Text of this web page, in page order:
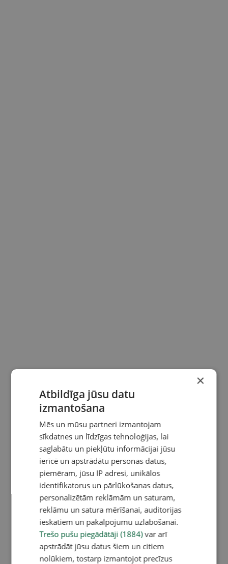
×
Atbildīga jūsu datu
izmantošana
Mēs un mūsu partneri izmantojam
sīkdatnes un līdzīgas tehnoloģijas, lai
saglabātu un piekļūtu informācijai jūsu
ierīcē un apstrādātu personas datus,
piemēram, jūsu IP adresi, unikālos
identifikatorus un pārlūkošanas datus,
personalizētām reklāmām un saturam,
reklāmu un satura mērīšanai, auditorijas
ieskatiem un pakalpojumu uzlabošanai.
Trešo pušu piegādātāji (1884)var arī
apstrādāt jūsu datus šiem un citiem
nolūkiem, tostarp izmantojot precīzus